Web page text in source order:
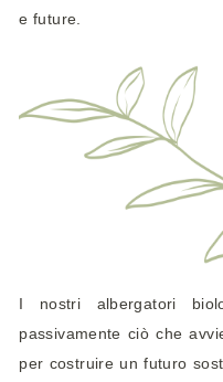
e future.
I nostri albergatori
passivamente ciò che
per costruire un futuro